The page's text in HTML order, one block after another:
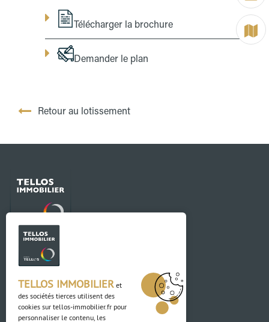
Terrain
Télécharger la brochure
Demander le plan
Retour au lotissement
Contact
03 88 04 84 84
Adresse
TELLOS IMMOBILIER et
des sociétés tierces utilisent des
cookies sur tellos-immobilier.fr pour
personnaliser le contenu, les